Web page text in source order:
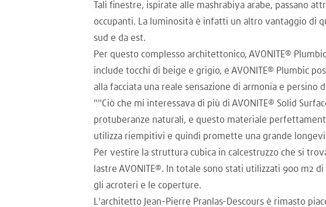
Tali finestre, ispirate alle mashrabiya arabe, passano
occupanti. La luminosità è infatti un altro vantaggio di
sud e da est.
Per questo complesso architettonico, AVONITE®
include tocchi di beige e grigio, e AVONITE® Plumbic
alla facciata una reale sensazione di armonia e persino
""Ciò che mi interessava di più di AVONITE® Solid
protuberanze naturali, e questo materiale
utilizza riempitivi e quindi promette una grande
Per vestire la struttura cubica in calcestruzzo che si
lastre AVONITE®. In totale sono stati utilizzati 900 m2
gli acroteri e le coperture.
L'architetto Jean-Pierre Pranlas-Descours è rimasto